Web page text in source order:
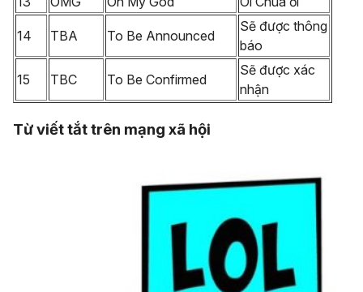
14 TBA To Be Announced
Sẽ được thông
báo
15 TBC To Be Confirmed
Sẽ được xác
nhận
Từ viết tắt trên mạng xã hội